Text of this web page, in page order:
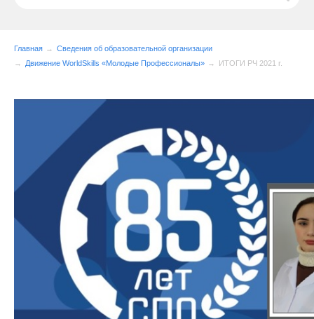
Главная
Сведения об образовательной организации
Движение WorldSkills «Молодые Профессионалы»
ИТОГИ РЧ 2021 г.